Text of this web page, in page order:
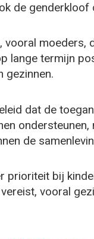
de
vooral moeders,
lange termijn
gezinnen.
dat de
de
prioriteit bij
vooral